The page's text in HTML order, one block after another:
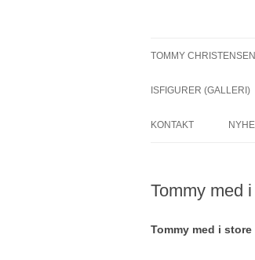
TOMMY CHRISTENSEN
ISFIGURER (GALLERI)
KONTAKT
Tommy med
Tommy med i